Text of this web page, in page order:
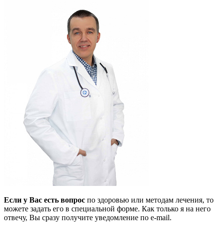
Если у Вас есть вопрос по здоровью или методам лечения, то
можете задать его в специальной форме. Как только я на него
отвечу, Вы сразу получите уведомление по e-mail.